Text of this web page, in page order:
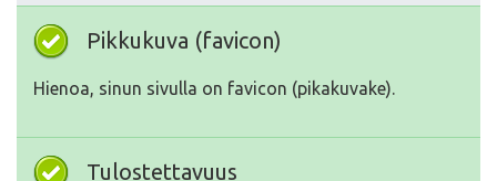
Pikkukuva (favicon)
Hienoa, sinun sivulla on favicon (pikakuvake).
Tulostettavuus